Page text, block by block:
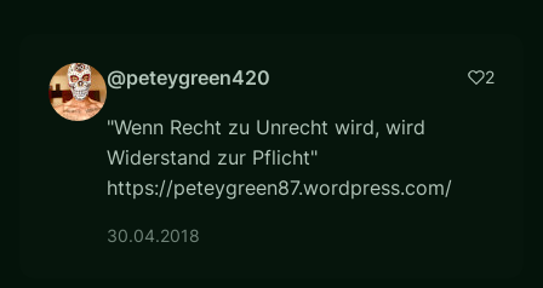
@peteygreen420 2
"Wenn Recht zu Unrecht wird, wird
Widerstand zur Pflicht"
https://peteygreen87.wordpress.com/
30.04.2018